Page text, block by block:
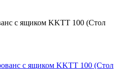
с ящиком KKTT 100 (Стол